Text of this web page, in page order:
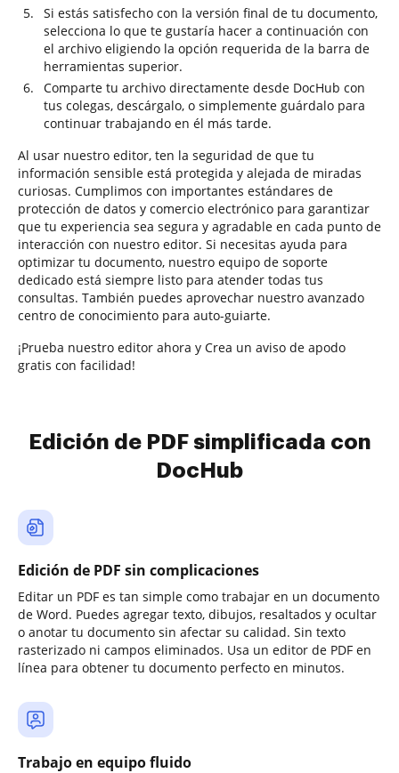
Si estás satisfecho con la versión final de tu documento,
selecciona lo que te gustaría hacer a continuación con
el archivo eligiendo la opción requerida de la barra de
herramientas superior.
Comparte tu archivo directamente desde DocHub con
tus colegas, descárgalo, o simplemente guárdalo para
continuar trabajando en él más tarde.
Al usar nuestro editor, ten la seguridad de que tu
información sensible está protegida y alejada de miradas
curiosas. Cumplimos con importantes estándares de
protección de datos y comercio electrónico para garantizar
que tu experiencia sea segura y agradable en cada punto de
interacción con nuestro editor. Si necesitas ayuda para
optimizar tu documento, nuestro equipo de soporte
dedicado está siempre listo para atender todas tus
consultas. También puedes aprovechar nuestro avanzado
centro de conocimiento para auto-guiarte.
¡Prueba nuestro editor ahora y Crea un aviso de apodo
gratis con facilidad!
Edición de PDF simplificada con
DocHub
Edición de PDF sin complicaciones
Editar un PDF es tan simple como trabajar en un documento
de Word. Puedes agregar texto, dibujos, resaltados y ocultar
o anotar tu documento sin afectar su calidad. Sin texto
rasterizado ni campos eliminados. Usa un editor de PDF en
línea para obtener tu documento perfecto en minutos.
Trabajo en equipo fluido